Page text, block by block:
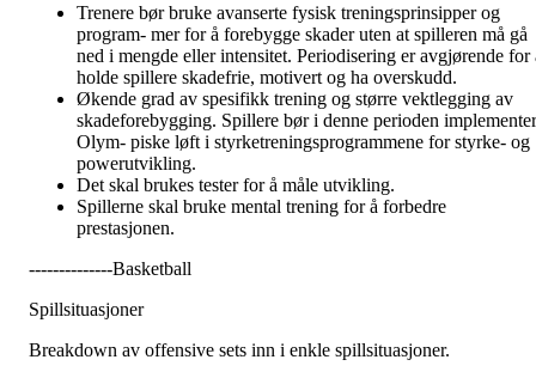
Trenere bør bruke avanserte fysisk treningsprinsipper og
program- mer for å forebygge skader uten at spilleren må gå
ned i mengde eller intensitet. Periodisering er avgjørende for
holde spillere skadefrie, motivert og ha overskudd.
Økende grad av spesifikk trening og større vektlegging av
skadeforebygging. Spillere bør i denne perioden
Olym- piske løft i styrketreningsprogrammene for styrke- og
powerutvikling.
Det skal brukes tester for å måle utvikling.
Spillerne skal bruke mental trening for å forbedre
prestasjonen.
--------------Basketball
Spillsituasjoner
Breakdown av offensive sets inn i enkle spillsituasjoner.